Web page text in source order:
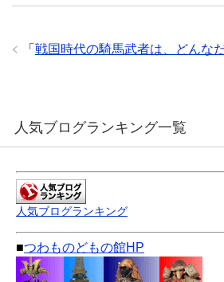
「 戦国時代の騎馬武者は、どんな
人気ブログランキング一覧
人気ブログランキング
■つわものどもの館HP